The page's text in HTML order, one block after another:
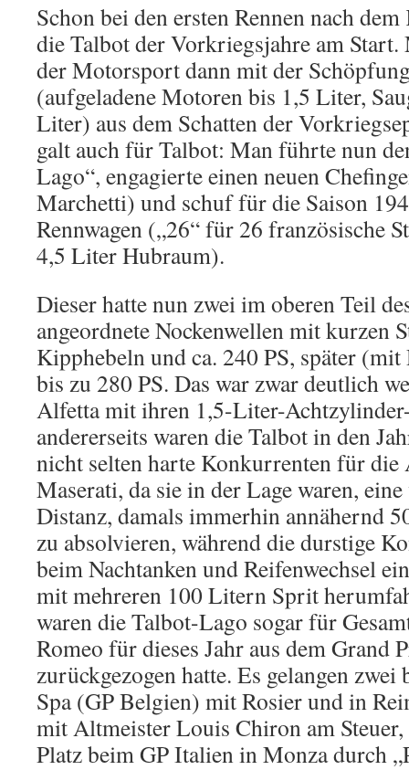
Schon bei den ersten Rennen nach
die Talbot der Vorkriegsjahre am
der Motorsport dann mit der
(aufgeladene Motoren bis 1,5 Liter,
Liter) aus dem Schatten der
galt auch für Talbot: Man führte nun
Lago“, engagierte einen neuen
Marchetti) und schuf für die Saison
Rennwagen („26“ für 26 französische
4,5 Liter Hubraum).
Dieser hatte nun zwei im oberen Teil
angeordnete Nockenwellen mit kurzen
Kipphebeln und ca. 240 PS, später
bis zu 280 PS. Das war zwar deutlich
Alfetta mit ihren 1,5-Liter-
andererseits waren die Talbot in den
nicht selten harte Konkurrenten für
Maserati, da sie in der Lage waren,
Distanz, damals immerhin annähernd
zu absolvieren, während die durstige
beim Nachtanken und Reifenwechsel
mit mehreren 100 Litern Sprit
waren die Talbot-Lago sogar für
Romeo für dieses Jahr aus dem Grand
zurückgezogen hatte. Es gelangen
Spa (GP Belgien) mit Rosier und in
mit Altmeister Louis Chiron am Steuer,
Platz beim GP Italien in Monza durch